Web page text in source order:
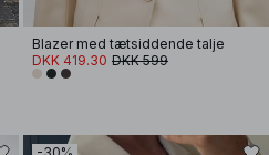
Blazer med tætsiddende talje
DKK 419.30 DKK 599